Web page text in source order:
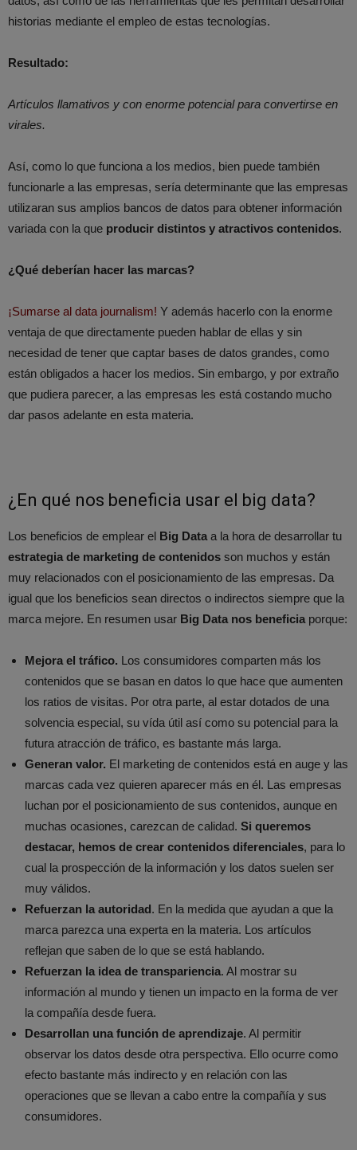
historias mediante el empleo de estas tecnologías.
Resultado:
Artículos llamativos y con enorme potencial para convertirse en
virales.
Así, como lo que funciona a los medios, bien puede también
funcionarle a las empresas, sería determinante que las empresas
utilizaran sus amplios bancos de datos para obtener información
variada con la que producir distintos y atractivos contenidos.
¿Qué deberían hacer las marcas?
¡Sumarse al data journalism! Y además hacerlo con la enorme
ventaja de que directamente pueden hablar de ellas y sin
necesidad de tener que captar bases de datos grandes, como
están obligados a hacer los medios. Sin embargo, y por extraño
que pudiera parecer, a las empresas les está costando mucho
dar pasos adelante en esta materia.
¿En qué nos beneficia usar el big data?
Los beneficios de emplear el Big Dataa la hora de desarrollar tu
estrategia de marketing de contenidos son muchos y están
muy relacionados con el posicionamiento de las empresas. Da
igual que los beneficios sean directos o indirectos siempre que la
marca mejore. En resumen usar Big Data nos beneficiaporque:
Mejora el tráfico. Los consumidores comparten más los
contenidos que se basan en datos lo que hace que aumenten
los ratios de visitas. Por otra parte, al estar dotados de una
solvencia especial, su vída útil así como su potencial para la
futura atracción de tráfico, es bastante más larga.
Generan valor. El marketing de contenidos está en auge y las
marcas cada vez quieren aparecer más en él. Las empresas
luchan por el posicionamiento de sus contenidos, aunque en
muchas ocasiones, carezcan de calidad. Si queremos
destacar, hemos de crear contenidos diferenciales, para lo
cual la prospección de la información y los datos suelen ser
muy válidos.
Refuerzan la autoridad . En la medida que ayudan a que la
marca parezca una experta en la materia. Los artículos
reflejan que saben de lo que se está hablando.
Refuerzan la idea de transpariencia. Al mostrar su
información al mundo y tienen un impacto en la forma de ver
la compañía desde fuera.
Desarrollan una función de aprendizaje. Al permitir
observar los datos desde otra perspectiva. Ello ocurre como
efecto bastante más indirecto y en relación con las
operaciones que se llevan a cabo entre la compañía y sus
consumidores.